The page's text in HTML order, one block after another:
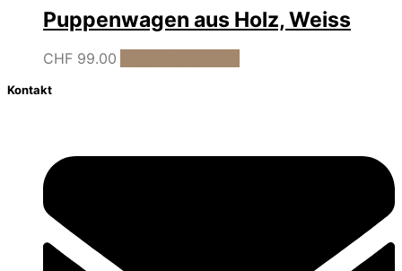
Puppenwagen aus Holz, Weiss
CHF 99.00
Kontakt